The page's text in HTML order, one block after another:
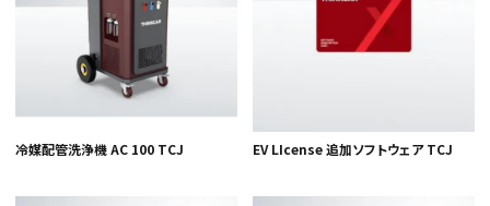
冷媒配管洗浄機 AC 100 TCJ EV LIcense 追加ソフトウェア TCJ